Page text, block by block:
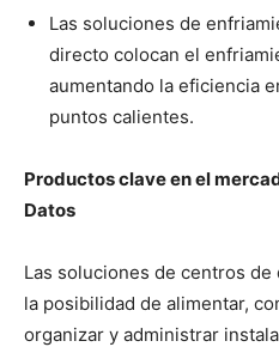
Las soluciones de
directo colocan el
aumentando la eficiencia
puntos calientes.
Productos clave en el
Datos
Las soluciones de centros
la posibilidad de alimentar,
organizar y administrar